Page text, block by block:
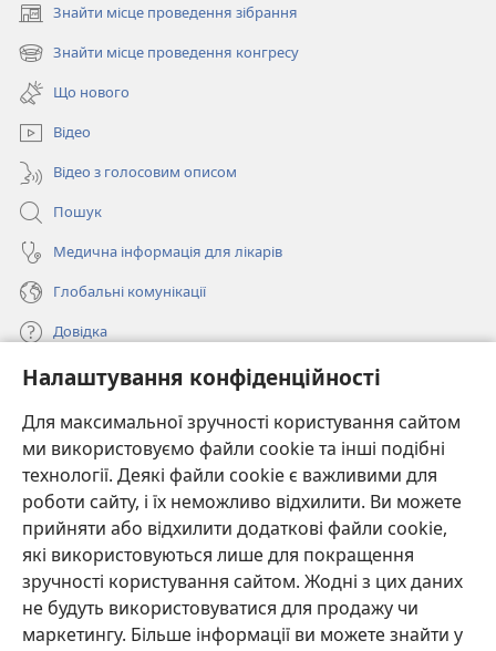
Налаштування конфіденційності
Для максимальної зручності користування сайтом
ми використовуємо файли cookie та інші подібні
технології. Деякі файли cookie є важливими для
роботи сайту, і їх неможливо відхилити. Ви можете
прийняти або відхилити додаткові файли cookie,
які використовуються лише для покращення
зручності користування сайтом. Жодні з цих даних
не будуть використовуватися для продажу чи
маркетингу. Більше інформації ви можете знайти у
Знайти місце проведення зібрання
(відкривається
у
новому
вікні)
Знайти місце проведення конгресу
(відкривається
новому
вікні)
Що нового
Відео
Відео з голосовим описом
Пошук
Медична інформація для лікарів
Глобальні комунікації
Довідка
Пожертви
(відкривається
у
новому
вікні)
ОНЛАЙН-БІБЛІОТЕКА Товариства «Вартова башта»™
(відкривається
у
новому
вікні)
JW Hub ®
(відкривається
у
новомуJW Library
Watchtower Library